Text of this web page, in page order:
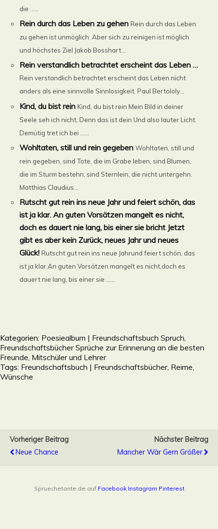
die ......
Rein durch das Leben zu gehen Rein durch das Leben
zu gehen ist unmöglich. Aber sich zu reinigen ist möglich
und höchstes Ziel Jakob Bosshart...
Rein verstandlich betrachtet erscheint das Leben …
Rein verstandlich betrachtet erscheint das Leben nicht
anders als eine sinnvolle Sinnlosigkeit. Paul Bertololy...
Kind, du bist rein Kind, du bist rein Mein Bild in deiner
Seele seh ich nicht, Denn das ist dein Und also lauter Licht.
Demütig tret ich bei ......
Wohltaten, still und rein gegeben Wohltaten, still und
rein gegeben, sind Tote, die im Grabe leben, sind Blumen,
die im Sturm bestehn, sind Sternlein, die nicht untergehn.
Matthias Claudius...
Rutscht gut rein ins neue Jahr und feiert schön, das
ist ja klar. An guten Vorsätzen mangelt es nicht,
doch es dauert nie lang, bis einer sie bricht Jetzt
gibt es aber kein Zurück, neues Jahr und neues
Glück! Rutscht gut rein ins neue Jahrund feiert schön, das
ist ja klar.An guten Vorsätzen mangelt es nicht,doch es
dauert nie lang, bis einer sie ......
Kategorien: Poesiealbum | Freundschaftsbuch Spruch,
Freundschaftsbücher Sprüche zur Erinnerung an die besten
Freunde, Mitschüler und Lehrer
Tags: Freundschaftsbuch | Freundschaftsbücher, Reime
Wünsche
Vorheriger Beitrag
Neue Chance
Nächster Beitrag
Mancher Wär Gern Größer
Spruechetante.de auf Facebook Instagram Pinterest